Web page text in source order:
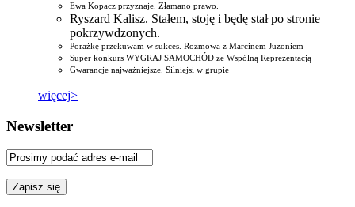
Ewa Kopacz przyznaje. Złamano prawo.
Ryszard Kalisz. Stałem, stoję i będę stał po stronie
pokrzywdzonych.
Porażkę przekuwam w sukces. Rozmowa z Marcinem Juzoniem
Super konkurs WYGRAJ SAMOCHÓD ze Wspólną Reprezentacją
Gwarancje najważniejsze. Silniejsi w grupie
więcej>
Newsletter